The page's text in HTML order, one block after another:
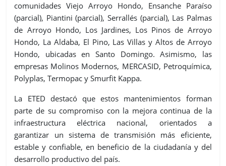
comunidades Viejo Arroyo Hondo, Ensanche Paraíso
(parcial), Piantini (parcial), Serrallés (parcial), Las Palmas
de Arroyo Hondo, Los Jardines, Los Pinos de Arroyo
Hondo, La Aldaba, El Pino, Las Villas y Altos de Arroyo
Hondo, ubicadas en Santo Domingo. Asimismo, las
empresas Molinos Modernos, MERCASID, Petroquímica,
Polyplas, Termopac y Smurfit Kappa.
La ETED destacó que estos mantenimientos forman
parte de su compromiso con la mejora continua de la
infraestructura eléctrica nacional, orientados a
garantizar un sistema de transmisión más eficiente,
estable y confiable, en beneficio de la ciudadanía y del
desarrollo productivo del país.